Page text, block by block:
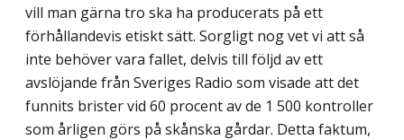
vill man gärna tro ska ha producerats på ett
förhållandevis etiskt sätt. Sorgligt nog vet vi att så
inte behöver vara fallet, delvis till följd av ett
avslöjande från Sveriges Radio som visade att det
funnits brister vid 60 procent av de 1 500 kontroller
som årligen görs på skånska gårdar. Detta faktum,